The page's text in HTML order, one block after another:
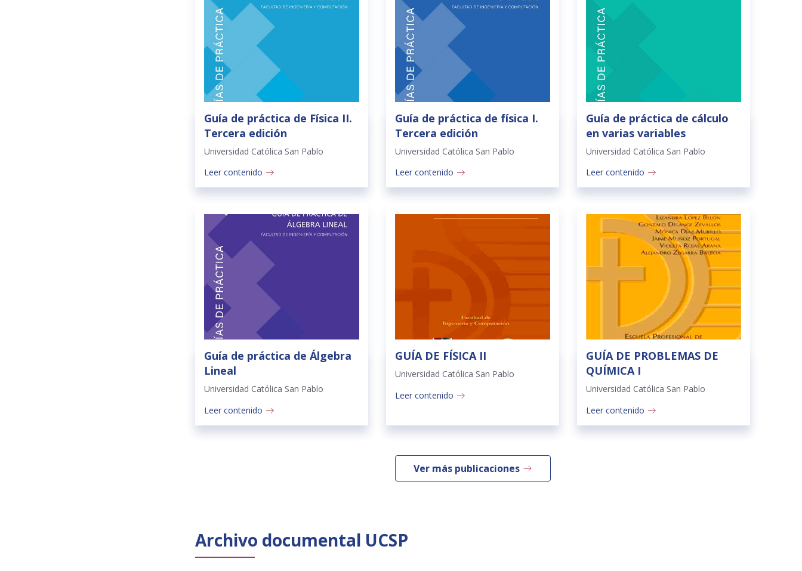
Guía de práctica de Física II.
Tercera edición
Universidad Católica San Pablo
Leer contenido
Guía de práctica de física I.
Tercera edición
Universidad Católica San Pablo
Leer contenido
Guía de práctica de cálculo
en varias variables
Universidad Católica San Pablo
Leer contenido
Guía de práctica de Álgebra
Lineal
Universidad Católica San Pablo
Leer contenido
GUÍA DE FÍSICA II
Universidad Católica San Pablo
Leer contenido
GUÍA DE PROBLEMAS DE
QUÍMICA I
Universidad Católica San Pablo
Leer contenido
Ver más publicaciones
Archivo documental UCSP